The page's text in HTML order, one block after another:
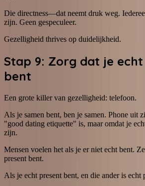
Die directness—dat neemt druk weg.
zijn. Geen gespeculeer.
Gezelligheid thrives op duidelijkheid.
Stap 9: Zorg dat je
bent
Een grote killer van gezelligheid: telefoon.
Als je samen bent, ben je samen. Phone uit
"good dating etiquette" is, maar omdat je
zijn.
Mensen voelen het als je er niet echt bent.
present bent.
Als je echt present bent, en die ander is echt